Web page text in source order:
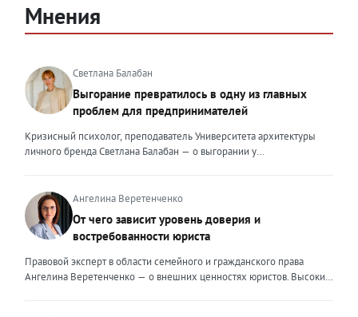
Мнения
Светлана Балабан
Выгорание превратилось в одну из главных
проблем для предпринимателей
Кризисный психолог, преподаватель Университета архитектуры
личного бренда Светлана Балабан — о выгорании у
проблемой, однако выгорание у предпринимателей заметно
отличается от выгорания у наёмных сотрудников. Наёмный
сотрудник может уйти на больничный или в отпуск, пожаловаться
на что-то начальству или сменить работу. Предприниматель — сам
себе начальник и основа системы. Если он устаёт, бизнес не встанет
на паузу, а просто начнёт разваливаться. У предпринимателей
Ангелина Веретенченко
От чего зависит уровень доверия и
востребованности юриста
Правовой эксперт в области семейного и гражданского права
Ангелина Веретенченко — о внешних ценностях юристов. Высокий